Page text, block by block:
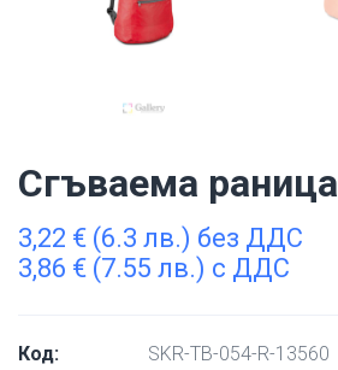
Сгъваема раница
3,22 € (6.3 лв.) без ДДС
3,86 € (7.55 лв.) с ДДС
Код:
SKR-TB-054-R-13560